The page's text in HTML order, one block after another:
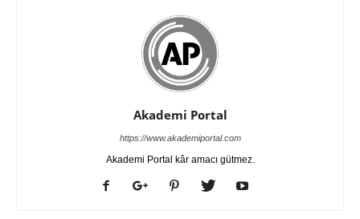
Akademi Portal
https://www.akademiportal.com
Akademi Portal kâr amacı gütmez.